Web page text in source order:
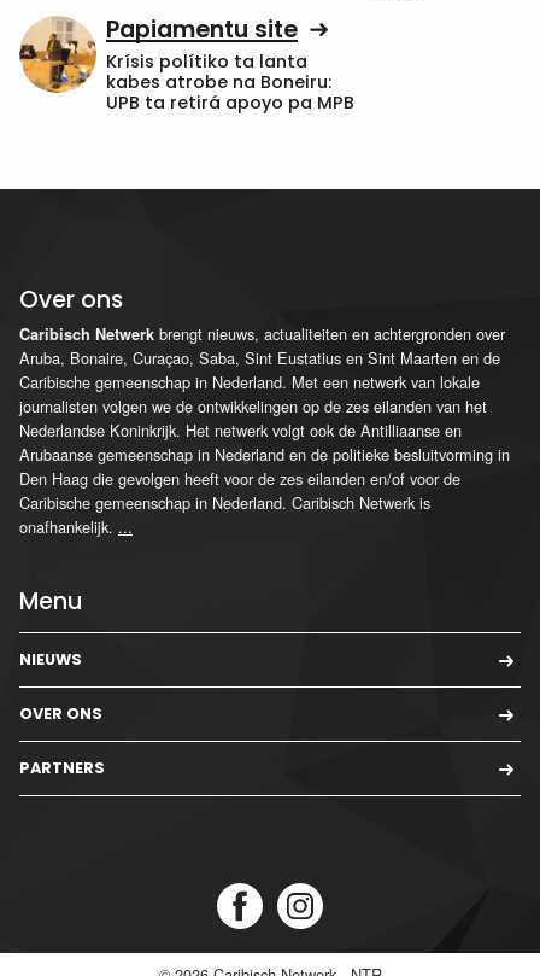
Papiamentu site
Krísis polítiko ta lanta
kabes atrobe na Boneiru:
UPB ta retirá apoyo pa MPB
Over ons
Caribisch Netwerk brengt nieuws, actualiteiten en achtergronden over
Aruba, Bonaire, Curaçao, Saba, Sint Eustatius en Sint Maarten en de
Caribische gemeenschap in Nederland. Met een netwerk van lokale
journalisten volgen we de ontwikkelingen op de zes eilanden van het
Nederlandse Koninkrijk. Het netwerk volgt ook de Antilliaanse en
Arubaanse gemeenschap in Nederland en de politieke besluitvorming in
Den Haag die gevolgen heeft voor de zes eilanden en/of voor de
Caribische gemeenschap in Nederland. Caribisch Netwerk is
onafhankelijk. ...
Menu
NIEUWS
OVER ONS
PARTNERS